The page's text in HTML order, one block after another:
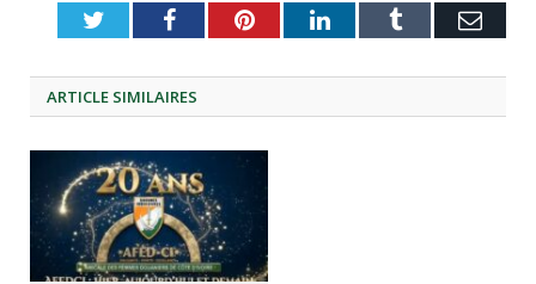
TwitterFacebookPinterestLinkedInTumblr
ARTICLE SIMILAIRES